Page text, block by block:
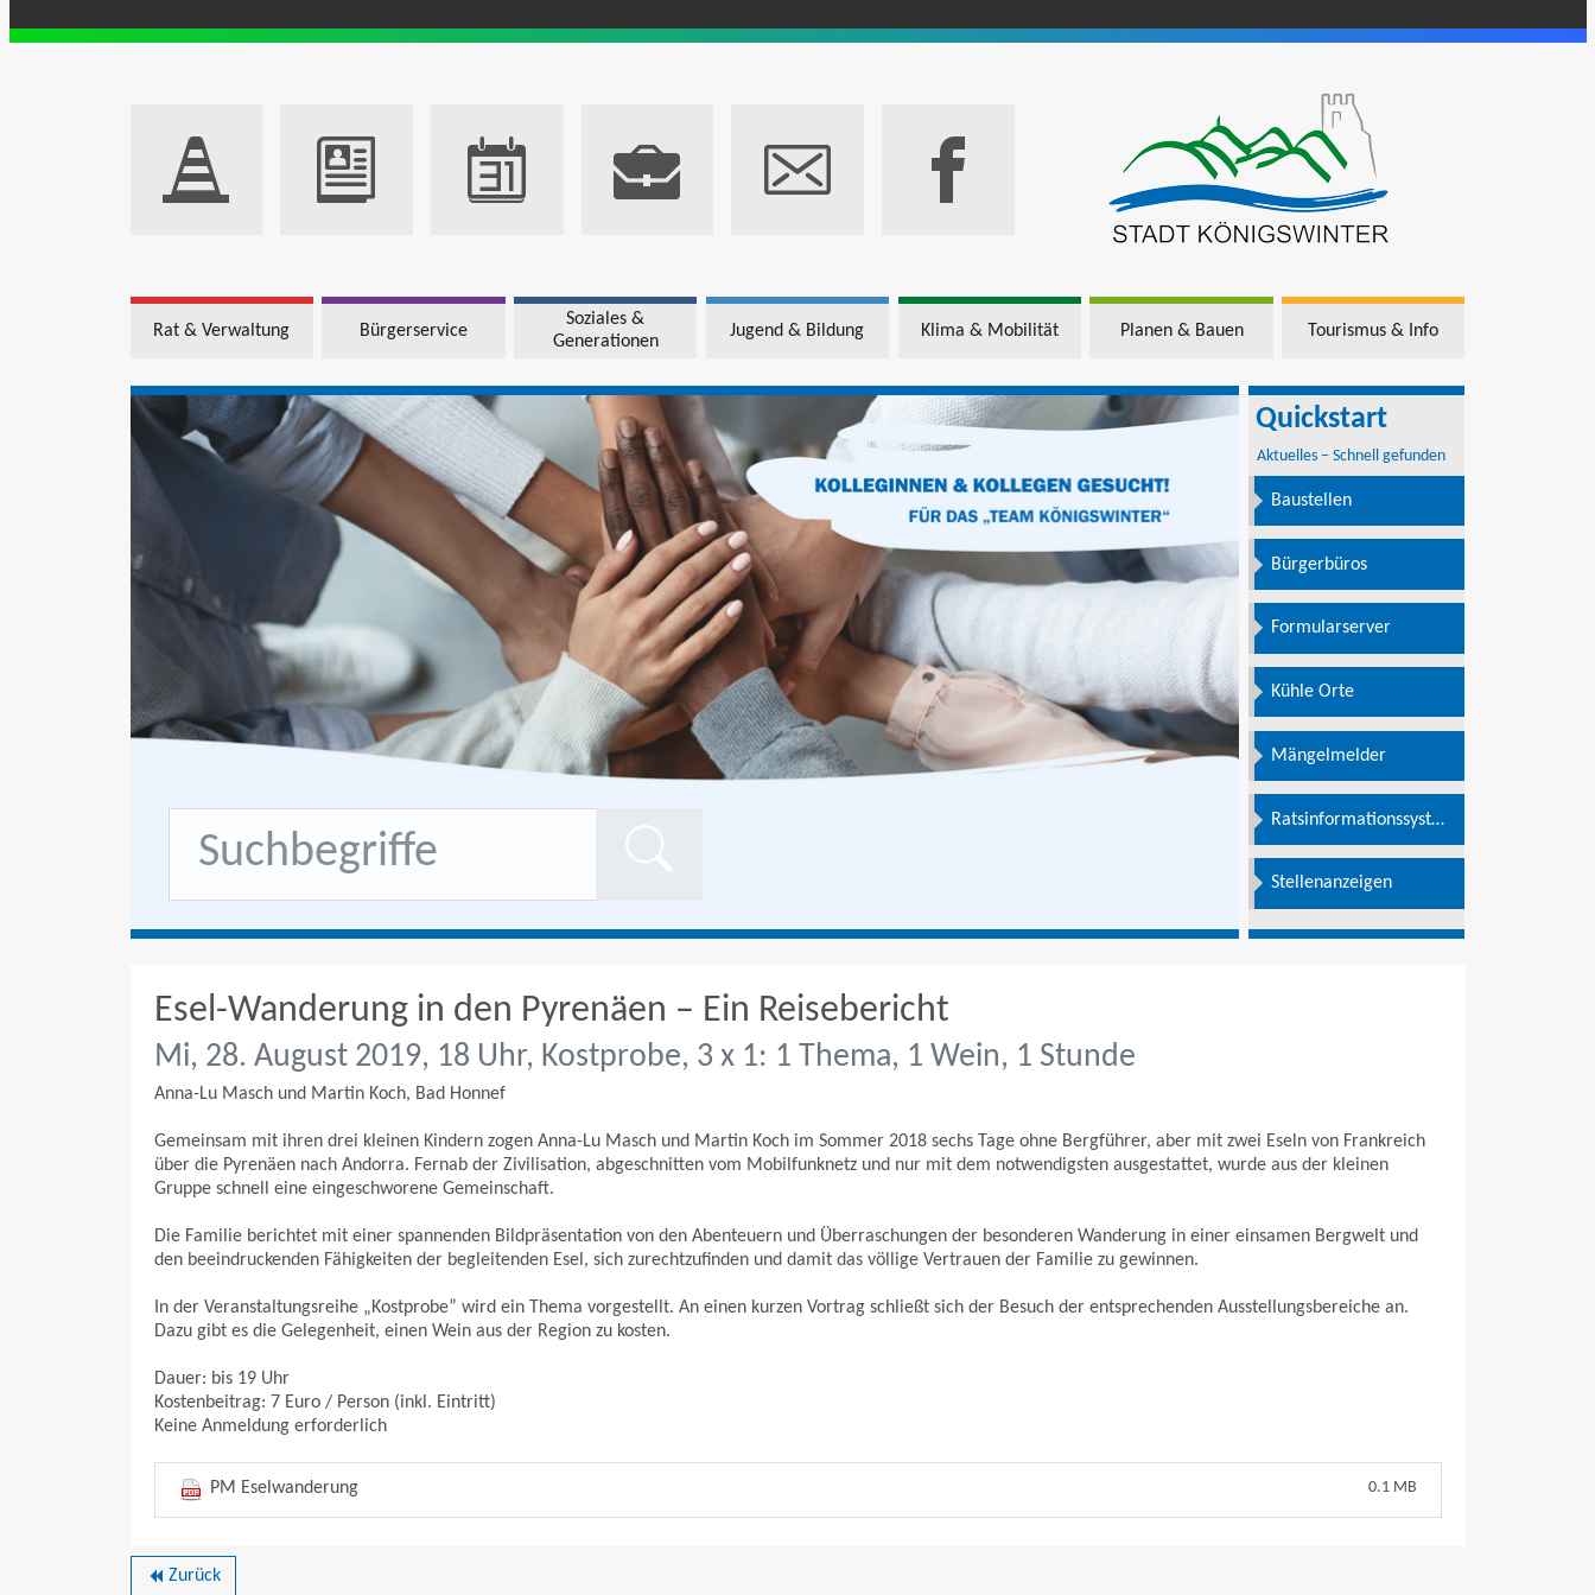
Rat & Verwaltung Bürgerservice
Soziales &
Generationen
Jugend & Bildung Klima & Mobilität Planen & Bauen Tourismus & Info
Quickstart
Aktuelles – Schnell gefunden
Baustellen
Bürgerbüros
Formularserver
Kühle Orte
Mängelmelder
Ratsinformationssystem
Stellenanzeigen
Esel-Wanderung in den Pyrenäen – Ein Reisebericht
Mi, 28. August 2019, 18 Uhr, Kostprobe, 3 x 1: 1 Thema, 1 Wein, 1 Stunde
Anna-Lu Masch und Martin Koch, Bad Honnef
Gemeinsam mit ihren drei kleinen Kindern zogen Anna-Lu Masch und Martin Koch im Sommer 2018 sechs Tage ohne Bergführer, aber mit zwei Eseln von Frankreich
über die Pyrenäen nach Andorra. Fernab der Zivilisation, abgeschnitten vom Mobilfunknetz und nur mit dem notwendigsten ausgestattet, wurde aus der kleinen
Gruppe schnell eine eingeschworene Gemeinschaft.
Die Familie berichtet mit einer spannenden Bildpräsentation von den Abenteuern und Überraschungen der besonderen Wanderung in einer einsamen Bergwelt und
den beeindruckenden Fähigkeiten der begleitenden Esel, sich zurechtzufinden und damit das völlige Vertrauen der Familie zu gewinnen.
In der Veranstaltungsreihe „Kostprobe” wird ein Thema vorgestellt. An einen kurzen Vortrag schließt sich der Besuch der entsprechenden Ausstellungsbereiche an.
Dazu gibt es die Gelegenheit, einen Wein aus der Region zu kosten.
Dauer: bis 19 Uhr
Kostenbeitrag: 7 Euro / Person (inkl. Eintritt)
Keine Anmeldung erforderlich
PM Eselwanderung 0.1 MB
backward Zurück